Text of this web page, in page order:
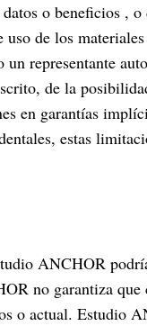
o beneficios ,
de los
representante
de la
en garantías
estas
ANCHOR
no garantiza que
o actual. Estudio